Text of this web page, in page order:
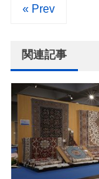
« Prev
関連記事